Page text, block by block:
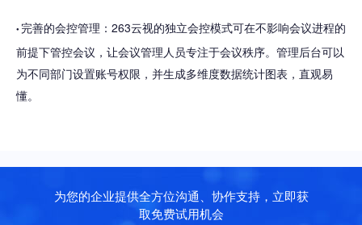
● 完善的会控管理：263云视的独立会控模式可在不影响会议进程的
前提下管控会议，让会议管理人员专注于会议秩序。管理后台可以
为不同部门设置账号权限，并生成多维度数据统计图表，直观易
懂。
为您的企业提供全方位沟通、协作支持，立即获
取免费试用机会